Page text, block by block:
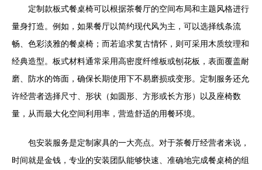
定制款板式餐桌椅可以根据茶餐厅的空间布局和主题风格进行
量身打造。例如，如果餐厅以简约现代风为主，可以选择线条流
畅、色彩淡雅的餐桌椅；而若追求复古情怀，则可采用木质纹理和
经典造型。板式材料通常采用高密度纤维板或刨花板，表面覆盖耐
磨、防水的饰面，确保长期使用下不易磨损或变形。定制服务还允
许经营者选择尺寸、形状（如圆形、方形或长方形）以及座椅数
量，从而最大化空间利用率，营造舒适的用餐环境。
包安装服务是定制家具的一大亮点。对于茶餐厅经营者来说，
时间就是金钱，专业的安装团队能够快速、准确地完成餐桌椅的组